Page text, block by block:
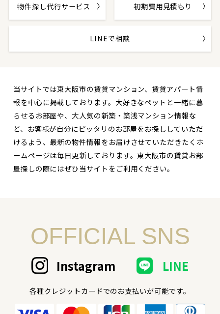
物件探し代行サービス 初期費用見積もり
LINEで相談
当サイトでは東大阪市の賃貸マンション、賃貸アパート情
報を中心に掲載しております。大好きなペットと一緒に暮
らせるお部屋や、大人気の新築・築浅マンション情報な
ど、お客様が自分にピッタリのお部屋をお探ししていただ
けるよう、最新の物件情報をお届けさせていただきたくホ
ームページは毎日更新しております。東大阪市の賃貸お部
屋探しの際にはぜひ当サイトをご利用ください。
OFFICIAL SNS
Instagram LINE
各種クレジットカードでのお支払いが可能です。